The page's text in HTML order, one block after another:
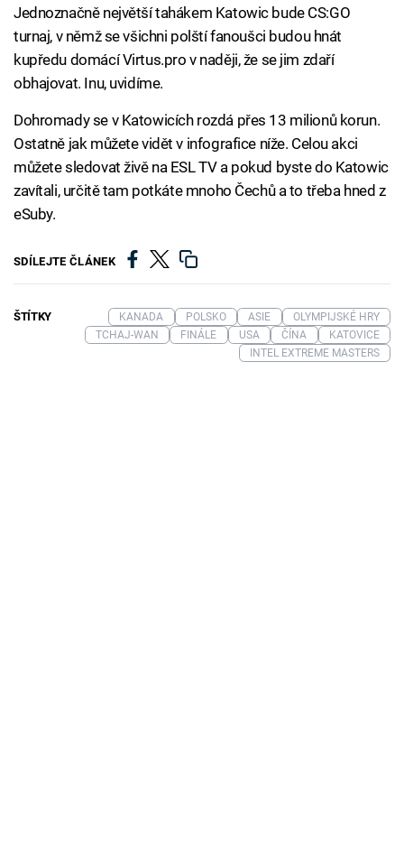
Jednoznačně největší tahákem Katowic bude CS:GO
turnaj, v němž se všichni polští fanoušci budou hnát
kupředu domácí Virtus.pro v naději, že se jim zdaří
obhajovat. Inu, uvidíme.
Dohromady se v Katowicích rozdá přes 13 milionů korun.
Ostatně jak můžete vidět v infografice níže. Celou akci
můžete sledovat živě na ESL TV a pokud byste do Katowic
zavítali, určitě tam potkáte mnoho Čechů a to třeba hned z
eSuby.
SDÍLEJTE ČLÁNEK
ŠTÍTKY KANADA POLSKO ASIE
OLYMPIJSKÉ HRY
TCHAJ-WAN
FINÁLE USA ČÍNA
KATOVICE
INTEL EXTREME MASTERS